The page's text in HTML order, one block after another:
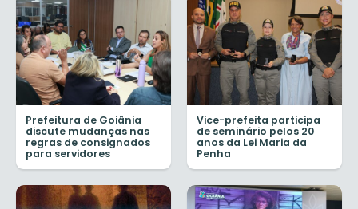
Prefeitura de Goiânia
discute mudanças nas
regras de consignados
para servidores
Vice-prefeita participa
de seminário pelos 20
anos da Lei Maria da
Penha